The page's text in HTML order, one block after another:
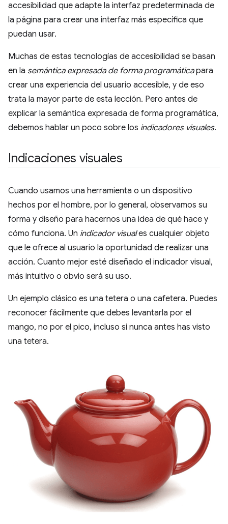
accesibilidad que adapte la interfaz predeterminada de
la página para crear una interfaz más específica que
puedan usar.
Muchas de estas tecnologías de accesibilidad se basan
en la semántica expresada de forma programáticapara
crear una experiencia del usuario accesible, y de eso
trata la mayor parte de esta lección. Pero antes de
explicar la semántica expresada de forma programática,
debemos hablar un poco sobre los indicadores visuales.
Indicaciones visuales
Cuando usamos una herramienta o un dispositivo
hechos por el hombre, por lo general, observamos su
forma y diseño para hacernos una idea de qué hace y
cómo funciona. Un indicador visuales cualquier objeto
que le ofrece al usuario la oportunidad de realizar una
acción. Cuanto mejor esté diseñado el indicador visual,
más intuitivo o obvio será su uso.
Un ejemplo clásico es una tetera o una cafetera. Puedes
reconocer fácilmente que debes levantarla por el
mango, no por el pico, incluso si nunca antes has visto
una tetera.